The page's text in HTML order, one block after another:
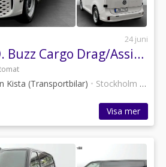
24 juni
Volkswagen ID. Buzz Cargo Drag/Assistans
Kista (Transportbilar) • Stockholm •12
Visa mer